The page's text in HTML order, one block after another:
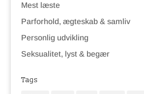
Mest læste
Parforhold, ægteskab & samliv
Personlig udvikling
Seksualitet, lyst & begær
Tags